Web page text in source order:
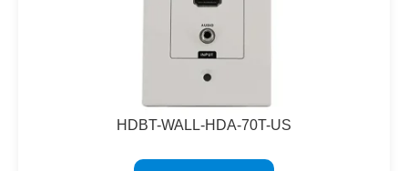
HDBT-WALL-HDA-70T-US